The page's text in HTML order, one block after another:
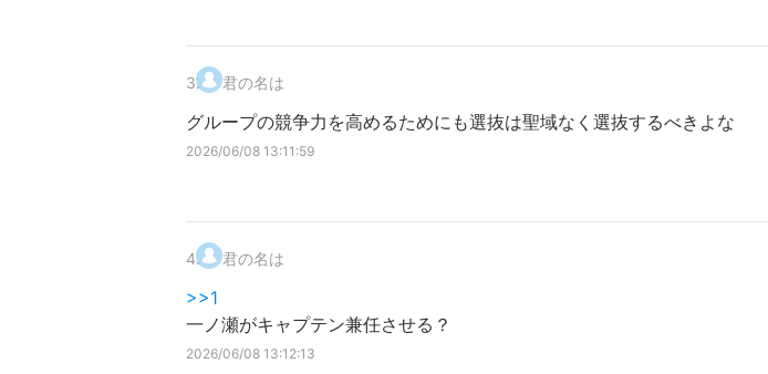
3. 君の名は
グループの競争力を高めるためにも選抜は聖域なく選抜するべきよな
2026/06/08 13:11:59
4. 君の名は
>>1
一ノ瀬がキャプテン兼任させる？
2026/06/08 13:12:13